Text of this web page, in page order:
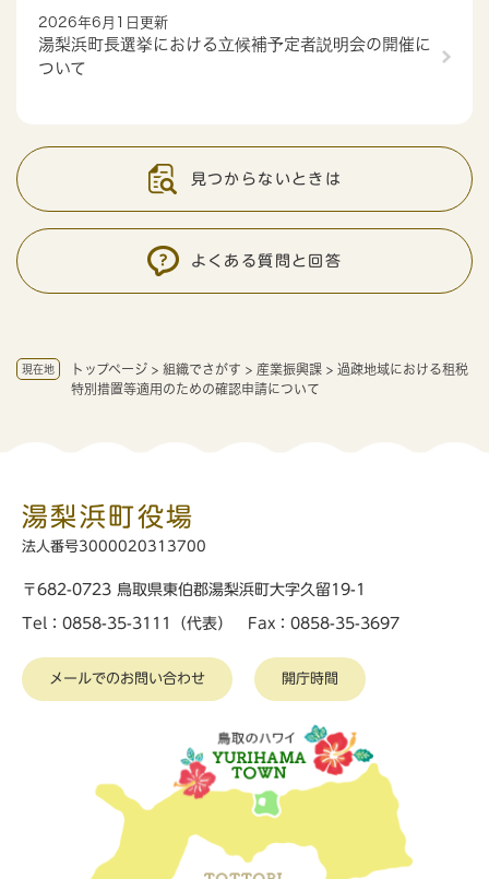
現在地 トップページ > 組織でさがす > 産業振興課 > 過疎地域における租税
特別措置等適用のための確認申請について
2026年6月1日更新
湯梨浜町長選挙における立候補予定者説明会の開催に
ついて
見つからないときは
よくある質問と回答
湯梨浜町役場
法人番号3000020313700
〒682-0723 鳥取県東伯郡湯梨浜町大字久留19-1
Tel：0858-35-3111（代表） Fax：0858-35-3697
メールでのお問い合わせ 開庁時間